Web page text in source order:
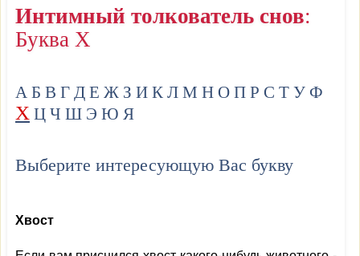
Интимный толкователь снов:
Буква Х
А Б В Г Д Е Ж З И К Л М Н О П Р С Т У Ф
Х Ц Ч Ш Э Ю Я
Выберите интересующую Вас букву
Хвост